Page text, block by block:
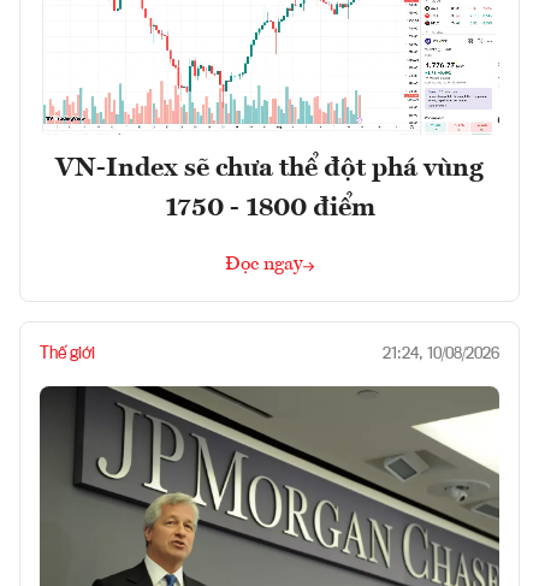
VN-Index sẽ chưa thể đột phá vùng
1750 - 1800 điểm
Đọc ngay
Thế giới 21:24, 10/08/2026